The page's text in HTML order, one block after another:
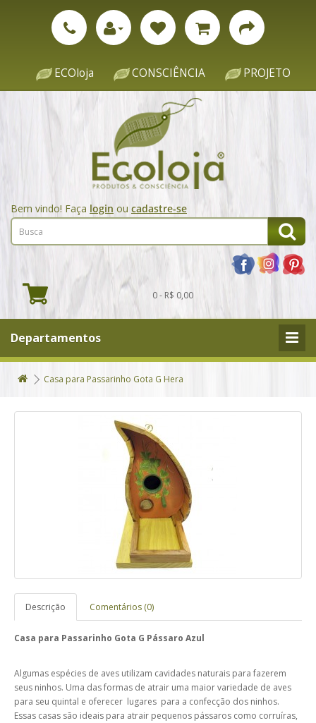
ECOloja CONSCIÊNCIA PROJETO
Bem vindo! Faça login ou cadastre-se
0 - R$ 0,00
Departamentos
Casa para Passarinho Gota G Hera
Descrição Comentários (0)
Casa para Passarinho Gota G Pássaro Azul
Algumas espécies de aves utilizam cavidades naturais para fazerem
seus ninhos. Uma das formas de atrair uma maior variedade de aves
para seu quintal e oferecer lugares para a confecção dos ninhos.
Essas casas são ideais para atrair pequenos pássaros como corruíras,